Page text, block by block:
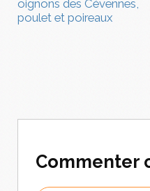
oignons des Cévennes,
poulet et poireaux
Commenter